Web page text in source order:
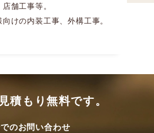
舗工事等。
けの内装工事、外構工事。
積もり無料です。
のお問い合わせ